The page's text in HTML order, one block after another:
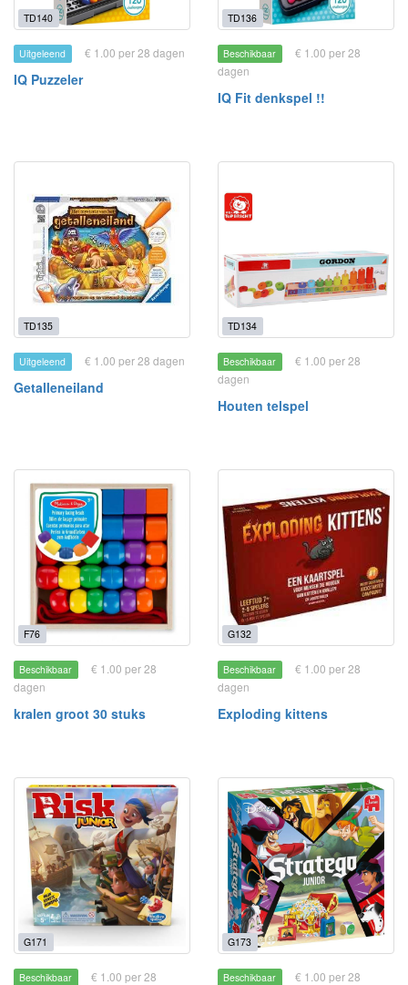
TD140
Uitgeleend € 1.00 per 28 dagen
IQ Puzzeler
TD136
Beschikbaar
€ 1.00 per 28
dagen
IQ Fit denkspel !!
TD135
Uitgeleend € 1.00 per 28 dagen
Getalleneiland
TD134
Beschikbaar
€ 1.00 per 28
dagen
Houten telspel
F76
Beschikbaar
€ 1.00 per 28
dagen
kralen groot 30 stuks
G132
Beschikbaar
€ 1.00 per 28
dagen
Exploding kittens
G171
Beschikbaar
€ 1.00 per 28
G173
Beschikbaar
€ 1.00 per 28